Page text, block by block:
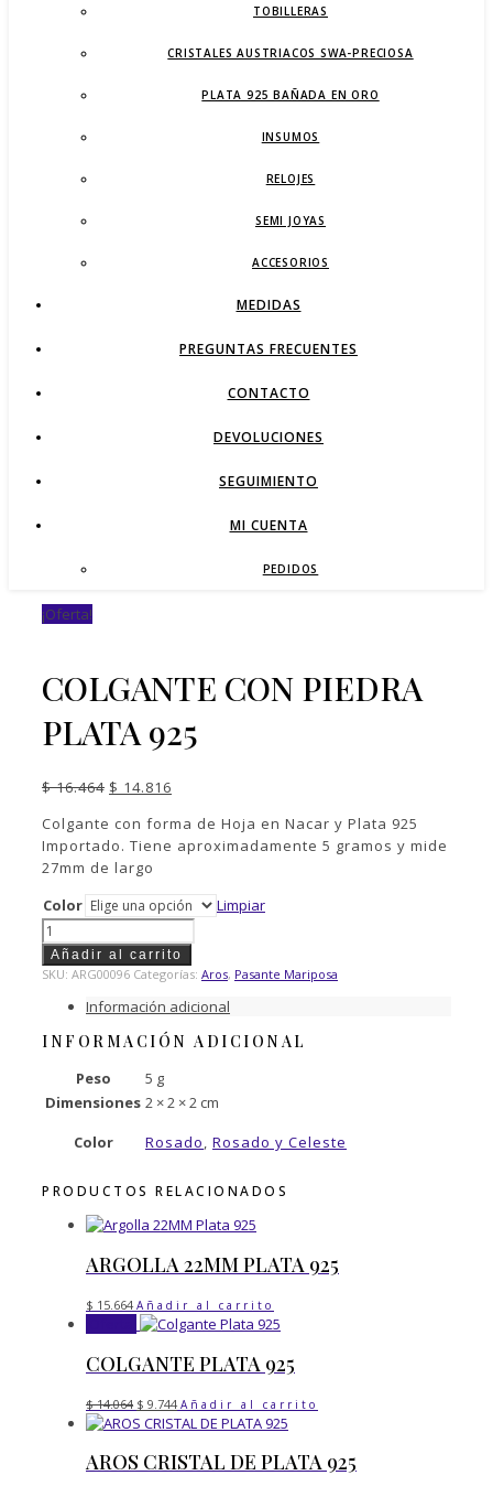
TOBILLERAS
CRISTALES AUSTRIACOS SWA-PRECIOSA
PLATA 925 BAÑADA EN ORO
INSUMOS
RELOJES
SEMI JOYAS
ACCESORIOS
MEDIDAS
PREGUNTAS FRECUENTES
CONTACTO
DEVOLUCIONES
SEGUIMIENTO
MI CUENTA
PEDIDOS
¡Oferta!
COLGANTE CON PIEDRA
PLATA 925
$16.464 El
original
era:
$ 16.464.
$ 14.816
actual
es:
Colgante con forma de Hoja en Nacar y Plata 925
Importado. Tiene aproximadamente 5 gramos y mide
27mm de largo
Color
Limpiar
Colgante
con
Piedra
Añadir al carrito
SKU: ARG00096 Categorías: Aros, Pasante Mariposa
Información adicional
INFORMACIÓN ADICIONAL
Peso
5 g
Dimensiones 2 × 2 × 2 cm
Color
Rosado, Rosado y Celeste
PRODUCTOS RELACIONADOS
ARGOLLA 22MM PLATA 925
$ 15.664 Añadir al carrito
COLGANTE PLATA 925
$14.064 El
precio
original
$ 14.064.
$ 9.744 El
precio
actual
$ 9.744.
Añadir al carrito
AROS CRISTAL DE PLATA 925